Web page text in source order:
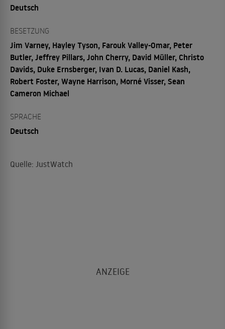
Deutsch
BESETZUNG
Jim Varney, Hayley Tyson, Farouk Valley-Omar, Peter
Butler, Jeffrey Pillars, John Cherry, David Müller, Christo
Davids, Duke Ernsberger, Ivan D. Lucas, Daniel Kash,
Robert Foster, Wayne Harrison, Morné Visser, Sean
Cameron Michael
SPRACHE
Deutsch
Quelle: JustWatch